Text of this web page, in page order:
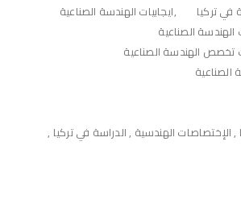
في تركيا
ايجابيات الهندسة الصناعية
الهندسة الصناعية
تخصص الهندسة الصناعية
الصناعية
,الإختصاصات الهندسية ,الدراسة في تركيا ,